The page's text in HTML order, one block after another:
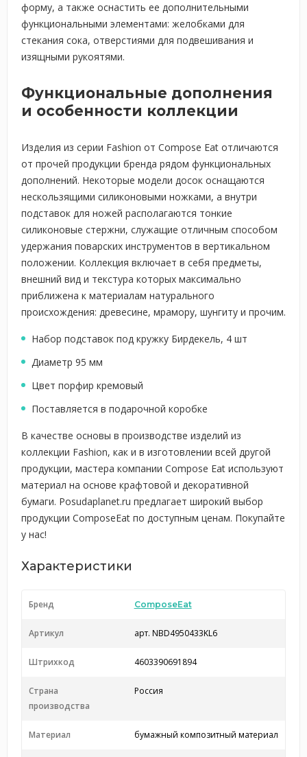
форму, а также оснастить ее дополнительными
функциональными элементами: желобками для
стекания сока, отверстиями для подвешивания и
изящными рукоятями.
Функциональные дополнения
и особенности коллекции
Изделия из серии Fashion от Compose Eat отличаются
от прочей продукции бренда рядом функциональных
дополнений. Некоторые модели досок оснащаются
нескользящими силиконовыми ножками, а внутри
подставок для ножей располагаются тонкие
силиконовые стержни, служащие отличным способом
удержания поварских инструментов в вертикальном
положении. Коллекция включает в себя предметы,
внешний вид и текстура которых максимально
приближена к материалам натурального
происхождения: древесине, мрамору, шунгиту и прочим.
Набор подставок под кружку Бирдекель, 4 шт
Диаметр 95 мм
Цвет порфир кремовый
Поставляется в подарочной коробке
В качестве основы в производстве изделий из
коллекции Fashion, как и в изготовлении всей другой
продукции, мастера компании Compose Eat используют
материал на основе крафтовой и декоративной
бумаги. Posudaplanet.ru предлагает широкий выбор
продукции ComposeEat по доступным ценам. Покупайте
у нас!
Характеристики
Бренд ComposeEat
Артикул арт. NBD4950433KL6
Штрихкод 4603390691894
Страна
производства
Россия
Материал бумажный композитный материал